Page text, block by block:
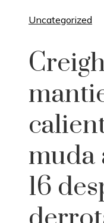
Uncategorized
muda
16